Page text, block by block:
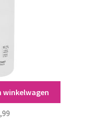
Hydratant
winkelwagen